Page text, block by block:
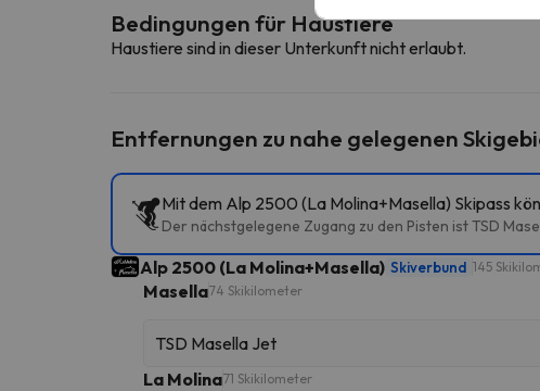
Bedingungen für Haustiere
Haustiere sind in dieser Unterkunft nicht erlaubt.
Entfernungen zu nahe gelegenen
Mit dem Alp 2500 (La Molina+Masella) Skipass
Der nächstgelegene Zugang zu den Pisten ist TSD
Alp 2500 (La Molina+Masella) Skiverbund 145
Masella74 Skikilometer
TSD Masella Jet
La Molina71 Skikilometer